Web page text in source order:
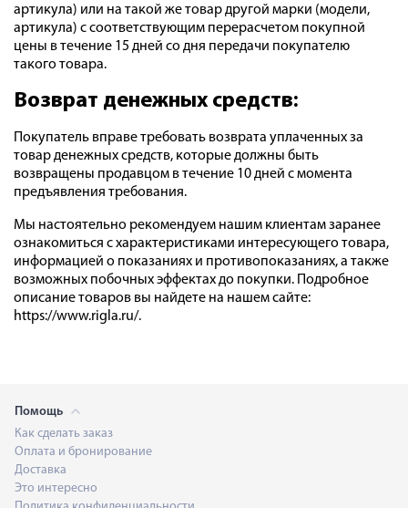
артикула) или на такой же товар другой марки (модели,
артикула) с соответствующим перерасчетом покупной
цены в течение 15 дней со дня передачи покупателю
такого товара.
Возврат денежных средств:
Покупатель вправе требовать возврата уплаченных за
товар денежных средств, которые должны быть
возвращены продавцом в течение 10 дней с момента
предъявления требования.
Мы настоятельно рекомендуем нашим клиентам заранее
ознакомиться с характеристиками интересующего товара,
информацией о показаниях и противопоказаниях, а также
возможных побочных эффектах до покупки. Подробное
описание товаров вы найдете на нашем сайте:
https://www.rigla.ru/.
Помощь
Как сделать заказ
Оплата и бронирование
Доставка
Это интересно